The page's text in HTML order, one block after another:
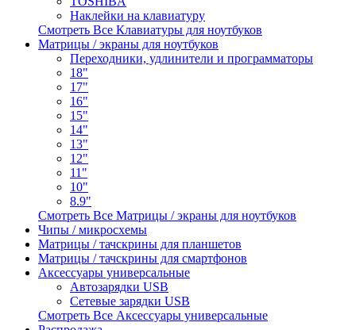
Наклейки на клавиатуру
Смотреть Все Клавиатуры для ноутбуков
Матрицы / экраны для ноутбуков
Переходники, удлинители и программаторы
18"
17"
16"
15"
14"
13"
12"
11"
10"
8.9"
Смотреть Все Матрицы / экраны для ноутбуков
Чипы / микросхемы
Матрицы / тачскрины для планшетов
Матрицы / тачскрины для смартфонов
Аксессуары универсальные
Автозарядки USB
Сетевые зарядки USB
Смотреть Все Аксессуары универсальные